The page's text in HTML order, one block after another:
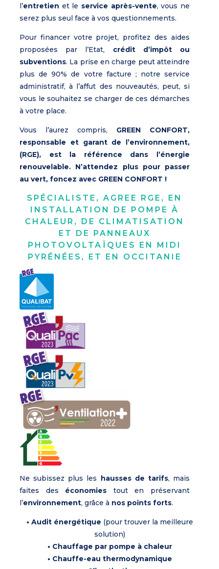
l’entretien et le service après-vente, vous ne
serez plus seul face à vos questionnements.
Pour financer votre projet, profitez des aides
proposées par l’Etat, crédit d’impôt ou
subventions. La prise en charge peut atteindre
plus de 90% de votre facture ; notre service
administratif, à l’affut des nouveautés, peut, si
vous le souhaitez se charger de ces démarches
à votre place.
Vous l’aurez compris, GREEN CONFORT,
responsable et garant de l’environnement,
(RGE), est la référence dans l’énergie
renouvelable. N’attendez plus pour passer
au vert, foncez avec GREEN CONFORT !
SPÉCIALISTE, AGREE RGE, EN
INSTALLATION DE POMPE À
CHALEUR, DE CLIMATISATION
ET DE PANNEAUX
PHOTOVOLTAÏQUES EN MIDI
PYRÉNÉES, ET EN OCCITANIE
Ne subissez plus les hausses de tarifs, mais
faites des économies tout en préservant
l’environnement, grâce à nos points forts.
• Audit énergétique (pour trouver la meilleure
solution)
• Chauffage par pompe à chaleur
• Chauffe-eau thermodynamique